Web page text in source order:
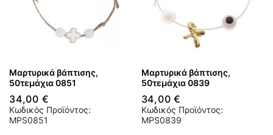
Μαρτυρικά βάπτισης,
50τεμάχια 0851
34,00 €
Κωδικός Προϊόντος:
MPS0851
Μαρτυρικά βάπτισης,
50τεμάχια 0839
34,00 €
Κωδικός Προϊόντος:
MPS0839